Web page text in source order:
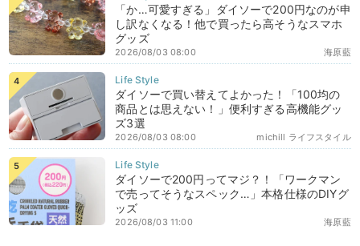
「か…可愛すぎる」ダイソーで200円なのが申
し訳なくなる！他で買ったら高そうなスマホ
グッズ
海原藍
2026/08/03 08:00
ダイソーで買い替えてよかった！「100均の
商品とは思えない！」便利すぎる高機能グッ
ズ3選
michill ライフスタイル
2026/08/03 08:00
ダイソーで200円ってマジ？！「ワークマン
で売ってそうなスペック…」本格仕様のDIYグ
ッズ
海原藍
2026/08/03 11:00